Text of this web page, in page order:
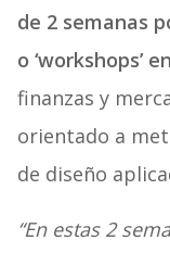
de 2 semanas
o ‘workshops’
finanzas y
orientado a
de diseño
“En estas 2